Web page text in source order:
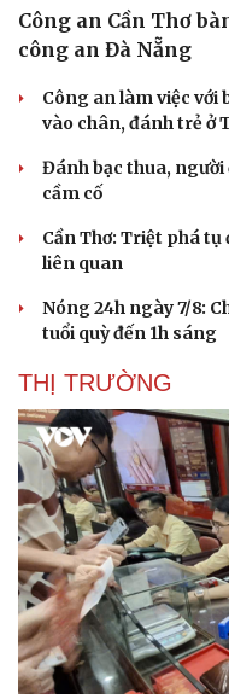
Văn hóa
Sân khấu - Điện ảnh
Văn học
Di sản
Công an Cần Thơ
công an Đà Nẵng
Công an làm việc với
vào chân, đánh trẻ ở
Đánh bạc thua,
cầm cố
Cần Thơ: Triệt phá
liên quan
Nóng 24h ngày 7/8:
tuổi quỳ đến 1h sáng
THỊ TRƯỜNG